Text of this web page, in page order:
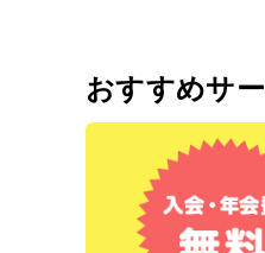
おすすめサ